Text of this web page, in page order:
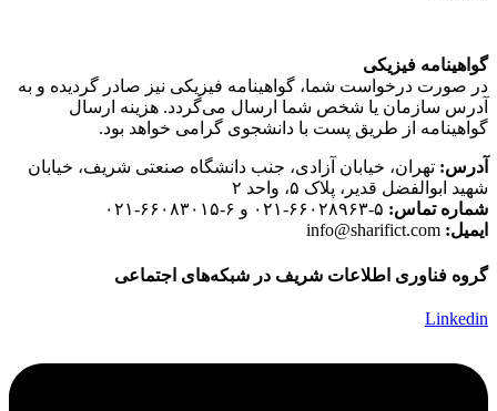
گواهینامه فیزیکی
در صورت درخواست شما، گواهینامه فیزیکی نیز صادر گردیده و به
آدرس سازمان یا شخص شما ارسال می‌گردد. هزینه ارسال
گواهینامه از طریق پست با دانشجوی گرامی خواهد بود.
آدرس: تهران، خیابان آزادی، جنب دانشگاه صنعتی شریف، خیابان
شهید ابوالفضل قدیر، پلاک ۵، واحد ۲
شماره تماس:
ایمیل:
گروه فناوری اطلاعات شریف در شبکه‌های اجتماعی
Linkedin